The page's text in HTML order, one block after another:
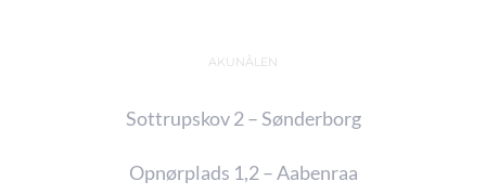
AKUNÅLEN
Sottrupskov 2 – Sønderborg
Opnørplads 1,2 – Aabenraa